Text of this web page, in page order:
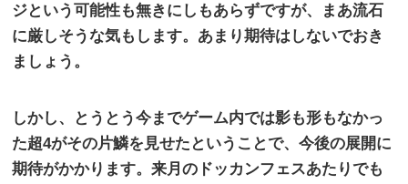
ジという可能性も無きにしもあらずですが、まあ流石
に厳しそうな気もします。あまり期待はしないでおき
ましょう。
しかし、とうとう今までゲーム内では影も形もなかっ
た超4がその片鱗を見せたということで、今後の展開に
期待がかかります。来月のドッカンフェスあたりでも